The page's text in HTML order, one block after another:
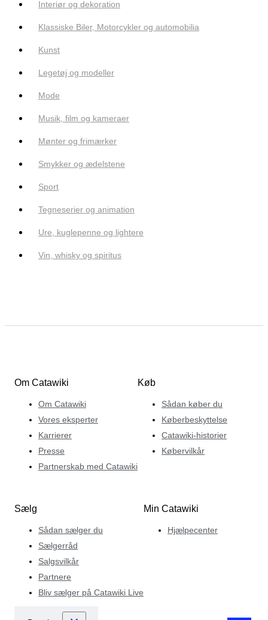
Interiør og dekoration
Klassiske Biler, Motorcykler og automobilia
Kunst
Legetøj og modeller
Mode
Musik, film og kameraer
Mønter og frimærker
Smykker og ædelstene
Sport
Tegneserier og animation
Ure, kuglepenne og lightere
Vin, whisky og spiritus
Om Catawiki
Om Catawiki
Vores eksperter
Karrierer
Presse
Partnerskab med Catawiki
Køb
Sådan køber du
Køberbeskyttelse
Catawiki-historier
Købervilkår
Sælg
Sådan sælger du
Sælgerråd
Salgsvilkår
Partnere
Bliv sælger på Catawiki Live
Min Catawiki
Hjælpecenter